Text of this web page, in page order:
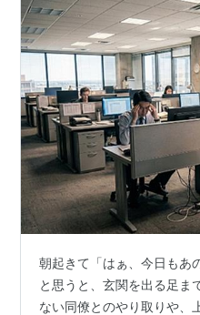
朝起きて「はぁ、今日もあ
と思うと、玄関を出る足ま
ない同僚とのやり取りや、